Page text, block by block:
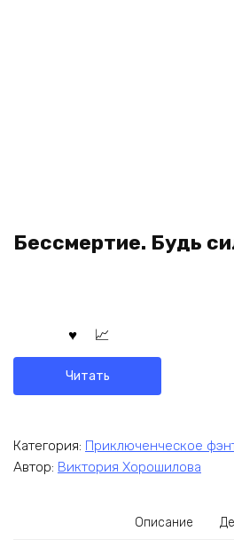
Бессмертие. Будь
Читать
Категория: Приключенческое
Автор: Виктория Хорошилова
Описание